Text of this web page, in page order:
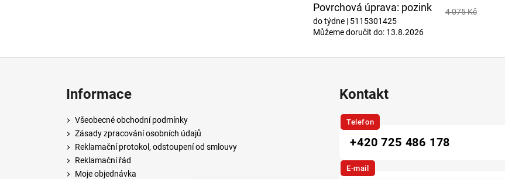
Povrchová úprava: pozink
do týdne | 5115301425
Můžeme doručit do: 13.8.2026
4 075 Kč
Informace
Všeobecné obchodní podmínky
Zásady zpracování osobních údajů
Reklamační protokol, odstoupení od smlouvy
Reklamační řád
Moje objednávka
Kontakt
Telefon
+420 725 486 178
E-mail